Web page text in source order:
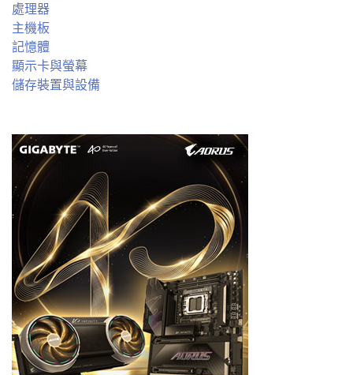
處理器
主機板
記憶體
顯示卡與螢幕
儲存裝置與設備